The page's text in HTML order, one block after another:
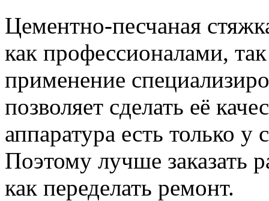
Цементно-песчаная
как профессионалами,
применение
позволяет сделать её
аппаратура есть только
Поэтому лучше заказать
как переделать ремонт.